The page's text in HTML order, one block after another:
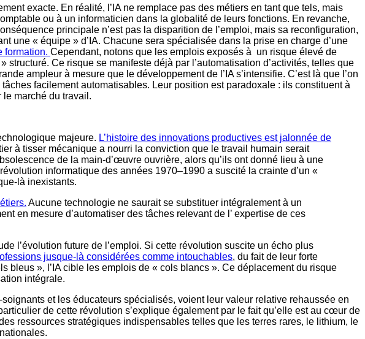
exacte. En réalité, l’IA ne remplace pas des métiers en tant que tels, mais
ou à un informaticien dans la globalité de leurs fonctions. En revanche,
principale n’est pas la disparition de l’emploi, mais sa reconfiguration,
une « équipe » d’IA. Chacune sera spécialisée dans la prise en charge d’une
formation. Cependant, notons que les emplois exposés à un risque élevé de
Ce risque se manifeste déjà par l’automatisation d’activités, telles que
ampleur à mesure que le développement de l’IA s’intensifie. C’est là que l’on
facilement automatisables. Leur position est paradoxale : ils constituent à
le marché du travail.
majeure. L’histoire des innovations productives est jalonnée de
à tisser mécanique a nourri la conviction que le travail humain serait
de la main-d’œuvre ouvrière, alors qu’ils ont donné lieu à une
informatique des années 1970–1990 a suscité la crainte d’un «
là inexistants.
Aucune technologie ne saurait se substituer intégralement à un
en mesure d’automatiser des tâches relevant de l’ expertise de ces
l’évolution future de l’emploi. Si cette révolution suscite un écho plus
jusque-là considérées comme intouchables, du fait de leur forte
», l’IA cible les emplois de « cols blancs ». Ce déplacement du risque
intégrale.
et les éducateurs spécialisés, voient leur valeur relative rehaussée en
de cette révolution s’explique également par le fait qu’elle est au cœur de
ressources stratégiques indispensables telles que les terres rares, le lithium, le